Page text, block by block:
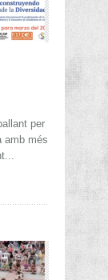
per
amb més